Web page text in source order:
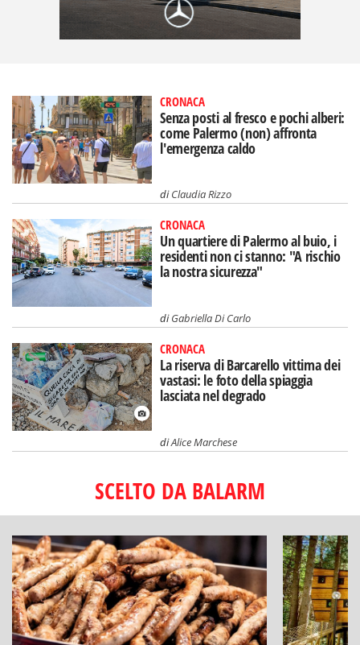
CRONACA
Senza posti al fresco e pochi alberi:
come Palermo (non) affronta
l'emergenza caldo
diClaudia Rizzo
CRONACA
Un quartiere di Palermo al buio, i
residenti non ci stanno: "A rischio
la nostra sicurezza"
diGabriella Di Carlo
CRONACA
La riserva di Barcarello vittima dei
vastasi: le foto della spiaggia
lasciata nel degrado
diAlice Marchese
SCELTO DA BALARM